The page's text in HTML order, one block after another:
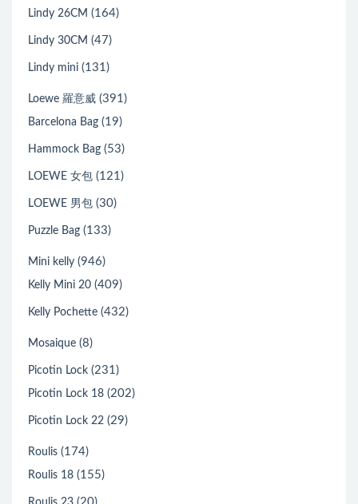
Lindy 26CM (164)
Lindy 30CM (47)
Lindy mini (131)
Loewe 羅意威 (391)
Barcelona Bag (19)
Hammock Bag (53)
LOEWE 女包 (121)
LOEWE 男包 (30)
Puzzle Bag (133)
Mini kelly (946)
Kelly Mini 20 (409)
Kelly Pochette (432)
Mosaique (8)
Picotin Lock (231)
Picotin Lock 18 (202)
Picotin Lock 22 (29)
Roulis (174)
Roulis 18 (155)